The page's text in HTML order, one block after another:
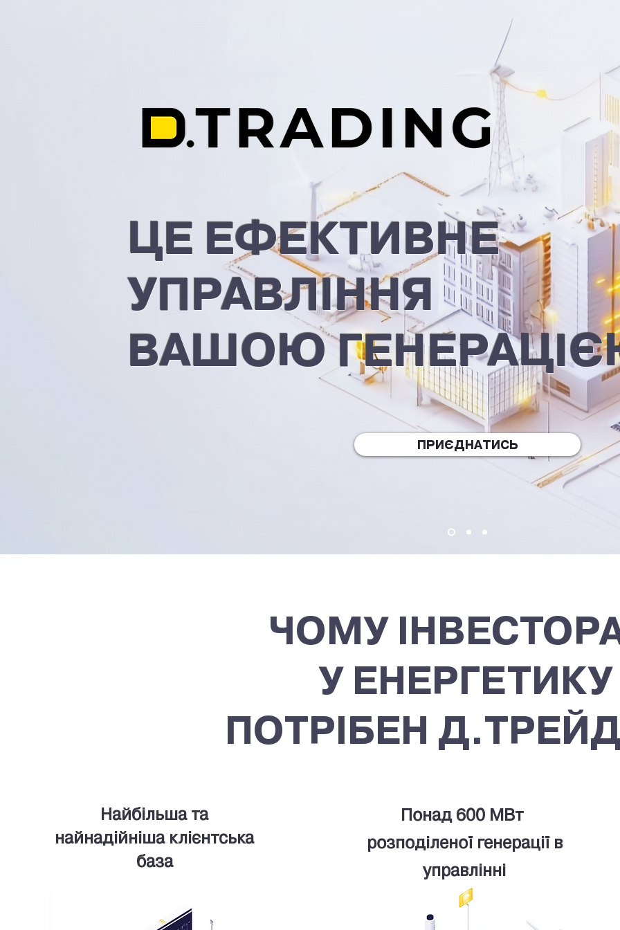
ОТРИМАТИ ПРОПОЗИЦІЮ СПІВПРАЦІ
ЦЕ ЕФЕКТИВНЕ
УПРАВЛІННЯ
ВАШОЮ
ПРИЄДНАТИСЬ
ЧОМУ
У ЕНЕРГЕТИКУ
ПОТРІБЕН
Найбільша та
найнадійніша клієнтська
база
Понад 600 М Вт
розподіленої генерації в
управлінні